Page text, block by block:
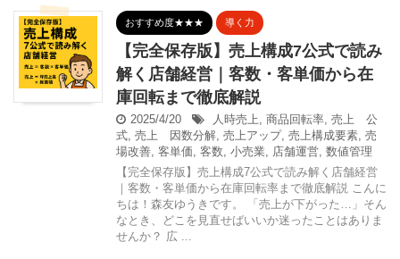
おすすめ度★★★ 導く力
【完全保存版】売上構成7公式で読み
解く店舗経営｜客数・客単価から在
庫回転まで徹底解説
2025/4/20 人時売上, 商品回転率, 売上 公
式, 売上 因数分解, 売上アップ, 売上構成要素, 売
場改善, 客単価, 客数, 小売業, 店舗運営, 数値管理
【完全保存版】売上構成7公式で読み解く店舗経営
｜客数・客単価から在庫回転率まで徹底解説 こんに
ちは！森友ゆうきです。 「売上が下がった…」そん
なとき、どこを見直せばいいか迷ったことはありま
せんか？ 広 ...